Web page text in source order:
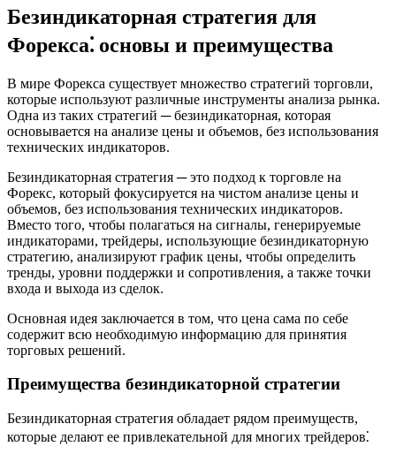
Безиндикаторная стратегия для
Форекса⁚ основы и преимущества
В мире Форекса существует множество стратегий торговли,
которые используют различные инструменты анализа рынка.
Одна из таких стратегий ─ безиндикаторная, которая
основывается на анализе цены и объемов, без использования
технических индикаторов.
Безиндикаторная стратегия ─ это подход к торговле на
Форекс, который фокусируется на чистом анализе цены и
объемов, без использования технических индикаторов.
Вместо того, чтобы полагаться на сигналы, генерируемые
индикаторами, трейдеры, использующие безиндикаторную
стратегию, анализируют график цены, чтобы определить
тренды, уровни поддержки и сопротивления, а также точки
входа и выхода из сделок.
Основная идея заключается в том, что цена сама по себе
содержит всю необходимую информацию для принятия
торговых решений.
Преимущества безиндикаторной стратегии
Безиндикаторная стратегия обладает рядом преимуществ,
которые делают ее привлекательной для многих трейдеров⁚